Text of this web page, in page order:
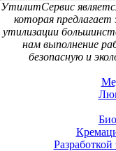
УтилитСервис
которая
утилизации
нам выполнение
безопасную и